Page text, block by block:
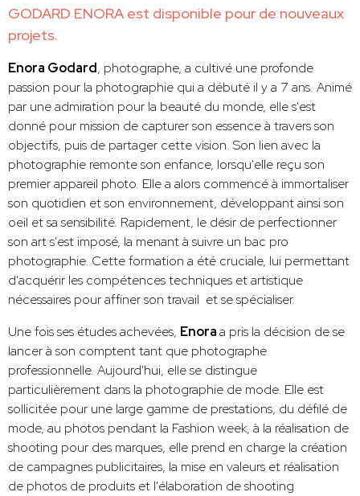
GODARD ENORA est disponible pour de nouveaux
projets.
Enora Godard, photographe, a cultivé une profonde
passion pour la photographie qui a débuté il y a 7 ans. Animé
par une admiration pour la beauté du monde, elle s'est
donné pour mission de capturer son essence à travers son
objectifs, puis de partager cette vision. Son lien avec la
photographie remonte son enfance, lorsqu'elle reçu son
premier appareil photo. Elle a alors commencé à immortaliser
son quotidien et son environnement, développant ainsi son
oeil et sa sensibilité. Rapidement, le désir de perfectionner
son art s'est imposé, la menant à suivre un bac pro
photographie. Cette formation a été cruciale, lui permettant
d'acquérir les compétences techniques et artistique
nécessaires pour affiner son travail et se spécialiser.
Une fois ses études achevées, Enoraa pris la décision de se
lancer à son comptent tant que photographe
professionnelle. Aujourd'hui, elle se distingue
particulièrement dans la photographie de mode. Elle est
sollicitée pour une large gamme de prestations, du défilé de
mode, au photos pendant la Fashion week, à la réalisation de
shooting pour des marques, elle prend en charge la création
de campagnes publicitaires, la mise en valeurs et réalisation
de photos de produits et l'élaboration de shooting